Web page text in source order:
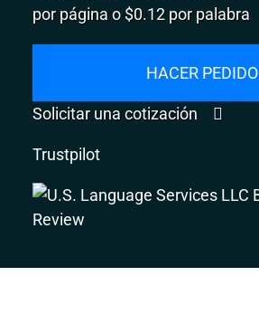
por página o $0.12 por palabra
HACER PEDIDO
Solicitar una cotización
Trustpilot